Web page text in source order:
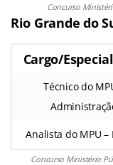
Concurso
Rio Grande do
Cargo/
Técnico do
Analista do MPU –
Concurso Ministério